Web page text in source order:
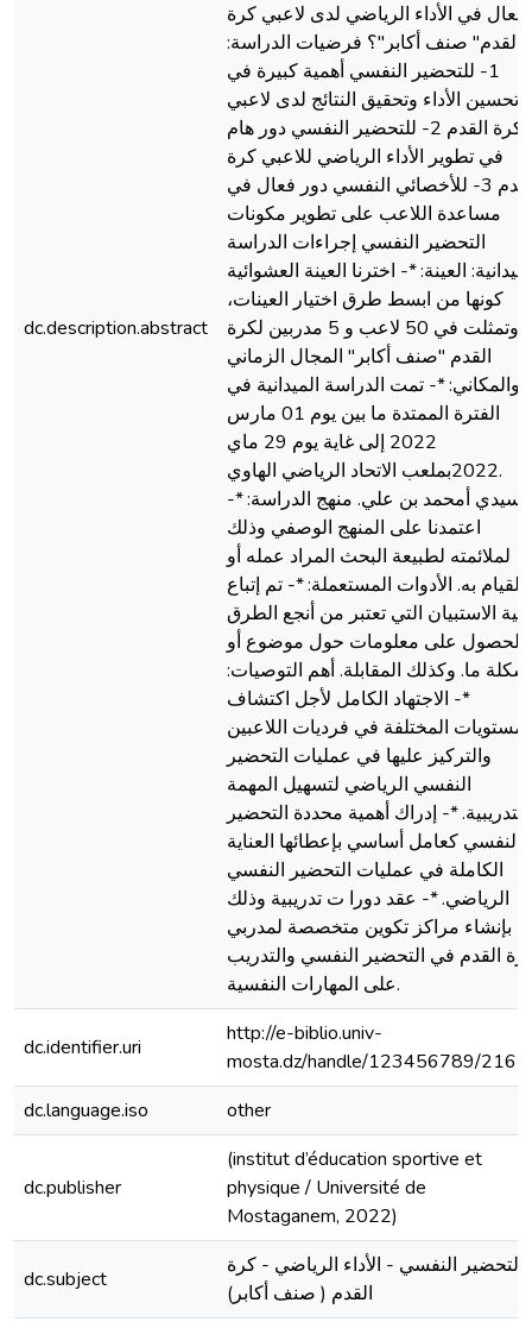
dc.description.abstract
فعال في الأداء الریاضي لدى لاعبي كرة
القدم" صنف أكابر"؟ فرضیات الدراسة:
1- للتحضیر النفسي أهمية كبیرة في
تحسین الأداء وتحقیق النتائج لدى لاعبي
كرة القدم 2- للتحضیر النفسي دور هام
في تطویر الأداء الریاضي للاعبي كرة
القدم 3- للأخصائي النفسي دور فعال في
مساعدة اللاعب على تطویر مكونات
التحضیر النفسي إجراءات الدراسة
العینة: *- اخترنا العینة العشوائیة
كونها من ابسط طرق اختیار العینات،
وتمثلت في 50 لاعب و 5 مدربين لكرة
القدم "صنف أكابر" المجال الزماني
والمكاني: *- تمت الدراسة المیدانیة في
الفترة الممتدة ما بین یوم 01 مارس
2022 إلى غایة یوم 29 ماي
.2022بملعب الاتحاد الرياضي الهاوي
سيدي أمحمد بن علي. منهج الدراسة: *-
اعتمدنا على المنهج الوصفي وذلك
لملائمته لطبیعة البحث المراد عمله أو
القیام به. الأدوات المستعملة: *- تم إتباع
الاستبیان التي تعتبر من أنجع الطرق
للحصول على معلومات حول موضوع أو
ما. وكذلك المقابلة. أهم التوصیات:
*- الاجتهاد الكامل لأجل اكتشاف
المختلفة في فردیات اللاعبین
والتركیز علیها في عملیات التحضیر
النفسي الریاضي لتسهیل المهمة
التدریبیة. *- إدراك أهمیة محددة التحضیر
النفسي كعامل أساسي بإعطائها العنایة
الكاملة في عملیات التحضیر النفسي
الریاضي. *- عقد دورا ت تدریبیة وذلك
بإنشاء مراكز تكوین متخصصة لمدربي
القدم في التحضیر النفسي والتدریب
على المهارات النفسیة.
dc.identifier.uri
http://e-biblio.univ-
mosta.dz/handle/123456789/
dc.language.iso
other
dc.publisher
(institut d’éducation sportive et
physique / Université de
Mostaganem, 2022)
dc.subject
التحضير النفسي - الأداء الرياضي - كرة
القدم ( صنف أكابر)